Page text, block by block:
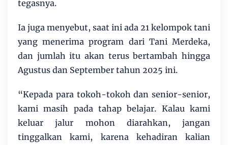
tegasnya.
Ia juga menyebut, saat ini ada 21 kelompok tani
yang menerima program dari Tani Merdeka,
dan jumlah itu akan terus bertambah hingga
Agustus dan September tahun 2025 ini.
“Kepada para tokoh-tokoh dan senior-senior,
kami masih pada tahap belajar. Kalau kami
keluar jalur mohon diarahkan, jangan
tinggalkan kami, karena kehadiran kalian